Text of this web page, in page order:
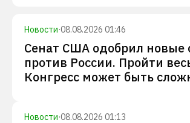
Новости·08.08.2026 01:46
Сенат США одобрил новые
против России. Пройти
Конгресс может быть
Новости·08.08.2026 01:13